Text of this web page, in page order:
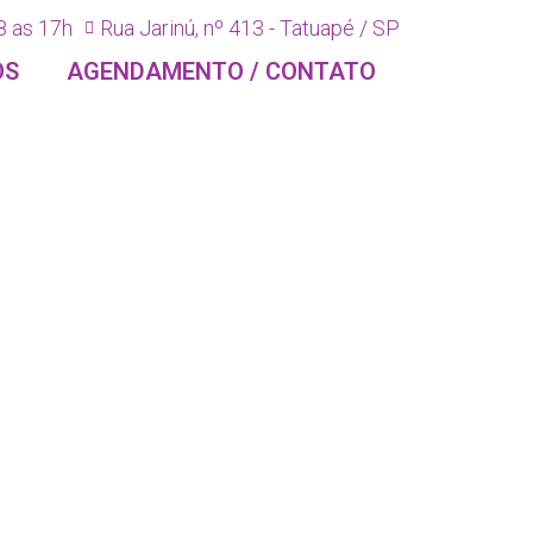
as 17h Rua Jarinú, nº 413 - Tatuapé / SP
AGENDAMENTO / CONTATO